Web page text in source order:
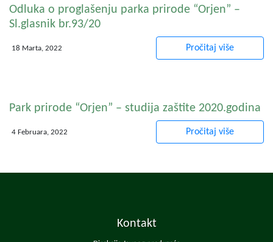
Odluka o proglašenju parka prirode “Orjen” –
Sl.glasnik br.93/20
18 Marta, 2022 Pročitaj više
Park prirode “Orjen” – studija zaštite 2020.godina
4 Februara, 2022 Pročitaj više
Kontakt